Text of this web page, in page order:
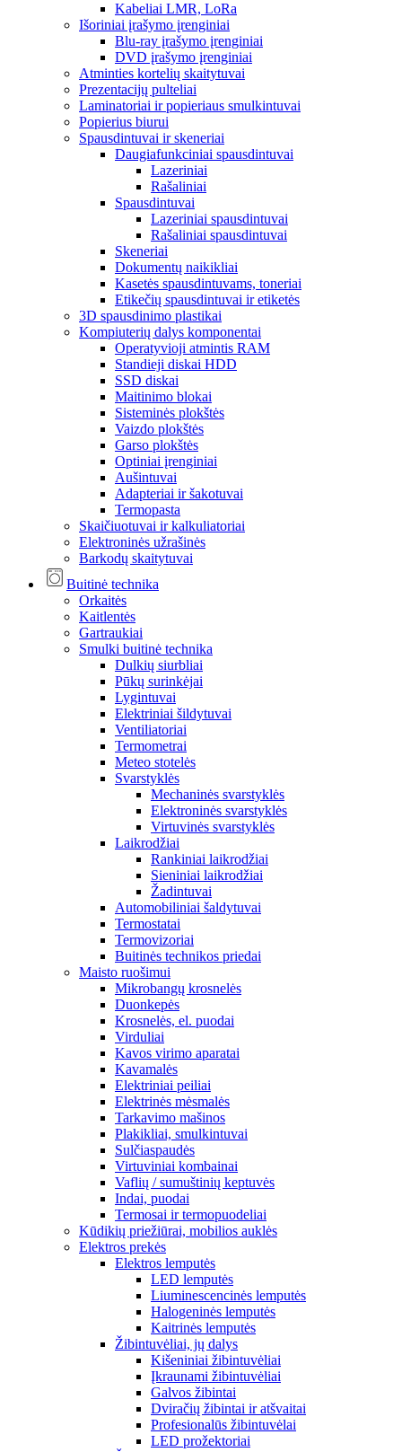
Kabeliai LMR, LoRa
Išoriniai įrašymo įrenginiai
Blu-ray įrašymo įrenginiai
DVD įrašymo įrenginiai
Atminties kortelių skaitytuvai
Prezentacijų pulteliai
Laminatoriai ir popieriaus smulkintuvai
Popierius biurui
Spausdintuvai ir skeneriai
Daugiafunkciniai spausdintuvai
Lazeriniai
Rašaliniai
Spausdintuvai
Lazeriniai spausdintuvai
Rašaliniai spausdintuvai
Skeneriai
Dokumentų naikikliai
Kasetės spausdintuvams, toneriai
Etikečių spausdintuvai ir etiketės
3D spausdinimo plastikai
Kompiuterių dalys komponentai
Operatyvioji atmintis RAM
Standieji diskai HDD
SSD diskai
Maitinimo blokai
Sisteminės plokštės
Vaizdo plokštės
Garso plokštės
Optiniai įrenginiai
Aušintuvai
Adapteriai ir šakotuvai
Termopasta
Skaičiuotuvai ir kalkuliatoriai
Elektroninės užrašinės
Barkodų skaitytuvai
Buitinė technika
Orkaitės
Kaitlentės
Gartraukiai
Smulki buitinė technika
Dulkių siurbliai
Pūkų surinkėjai
Lygintuvai
Elektriniai šildytuvai
Ventiliatoriai
Termometrai
Meteo stotelės
Svarstyklės
Mechaninės svarstyklės
Elektroninės svarstyklės
Virtuvinės svarstyklės
Laikrodžiai
Rankiniai laikrodžiai
Sieniniai laikrodžiai
Žadintuvai
Automobiliniai šaldytuvai
Termostatai
Termovizoriai
Buitinės technikos priedai
Maisto ruošimui
Mikrobangų krosnelės
Duonkepės
Krosnelės, el. puodai
Virduliai
Kavos virimo aparatai
Kavamalės
Elektriniai peiliai
Elektrinės mėsmalės
Tarkavimo mašinos
Plakikliai, smulkintuvai
Sulčiaspaudės
Virtuviniai kombainai
Vaflių / sumuštinių keptuvės
Indai, puodai
Termosai ir termopuodeliai
Kūdikių priežiūrai, mobilios auklės
Elektros prekės
Elektros lemputės
LED lemputės
Liuminescencinės lemputės
Halogeninės lemputės
Kaitrinės lemputės
Žibintuvėliai, jų dalys
Kišeniniai žibintuvėliai
Įkraunami žibintuvėliai
Galvos žibintai
Dviračių žibintai ir atšvaitai
Profesionalūs žibintuvėlai
LED prožektoriai